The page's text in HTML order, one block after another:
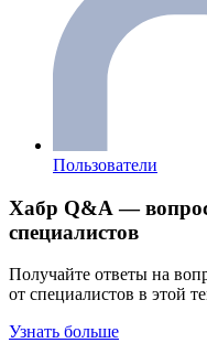
Пользователи
Хабр Q&A —
специалистов
Получайте ответы на
от специалистов в этой
Узнать больше